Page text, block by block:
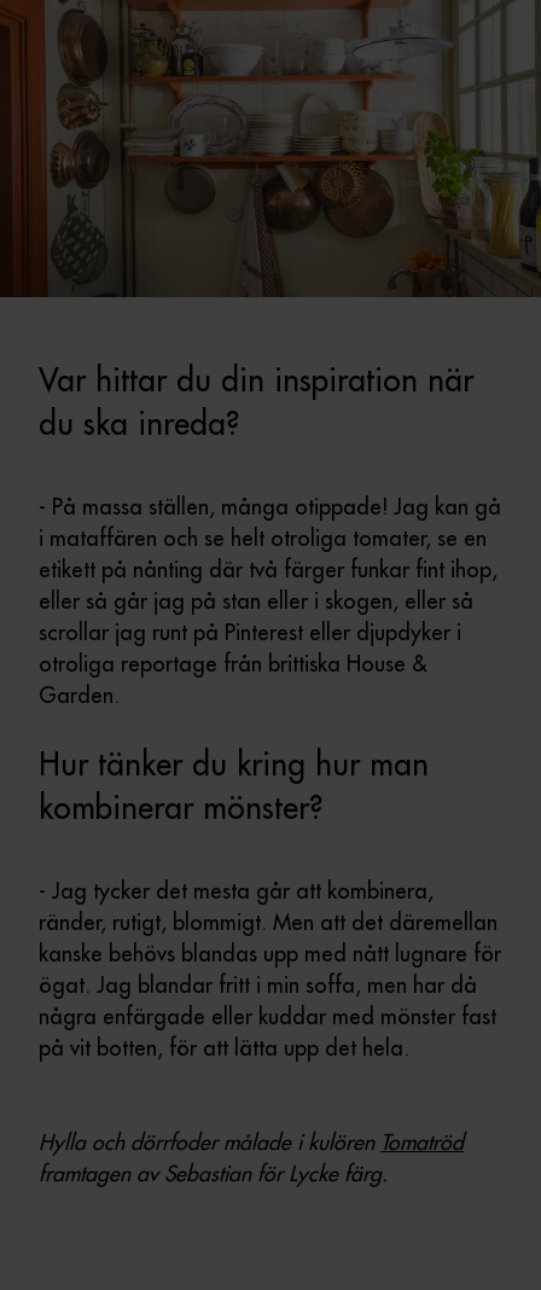
Var hittar du din inspiration när
du ska inreda?
- På massa ställen, många otippade! Jag kan gå
i mataffären och se helt otroliga tomater, se en
etikett på nånting där två färger funkar fint ihop,
eller så går jag på stan eller i skogen, eller så
scrollar jag runt på Pinterest eller djupdyker i
otroliga reportage från brittiska House &
Garden.
Hur tänker du kring hur man
kombinerar mönster?
- Jag tycker det mesta går att kombinera,
ränder, rutigt, blommigt. Men att det däremellan
kanske behövs blandas upp med nått lugnare för
ögat. Jag blandar fritt i min soffa, men har då
några enfärgade eller kuddar med mönster fast
på vit botten, för att lätta upp det hela.
Hylla och dörrfoder målade i kulören Tomatröd
framtagen av Sebastian för Lycke färg.